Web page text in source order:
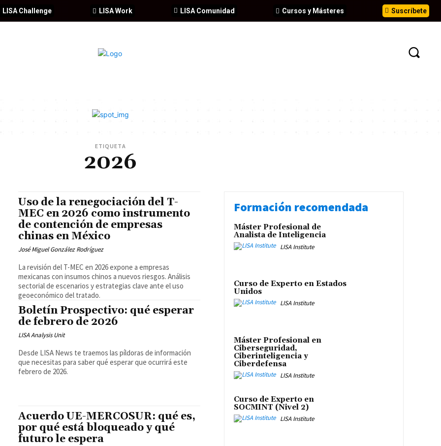
Suscríbete
Cursos y Másteres
LISA Comunidad
LISA Work
LISA Challenge
ETIQUETA
2026
Uso de la renegociación del T-
MEC en 2026 como instrumento
de contención de empresas
chinas en México
José Miguel González Rodríguez
La revisión del T-MEC en 2026 expone a empresas
mexicanas con insumos chinos a nuevos riesgos. Análisis
sectorial de escenarios y estrategias clave ante el uso
geoeconómico del tratado.
Boletín Prospectivo: qué esperar
de febrero de 2026
LISA Analysis Unit
Desde LISA News te traemos las píldoras de información
que necesitas para saber qué esperar que ocurrirá este
febrero de 2026.
Acuerdo UE-MERCOSUR: qué es,
por qué está bloqueado y qué
futuro le espera
Formación recomendada
Máster Profesional de
Analista de Inteligencia
LISA Institute
Curso de Experto en Estados
Unidos
LISA Institute
Máster Profesional en
Ciberseguridad,
Ciberinteligencia y
Ciberdefensa
LISA Institute
Curso de Experto en
SOCMINT (Nivel 2)
LISA Institute